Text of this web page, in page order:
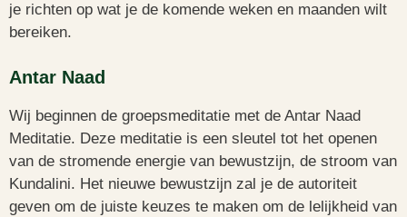
je richten op wat je de komende weken en maanden wilt
bereiken.
Antar Naad
Wij beginnen de groepsmeditatie met de Antar Naad
Meditatie. Deze meditatie is een sleutel tot het openen
van de stromende energie van bewustzijn, de stroom van
Kundalini. Het nieuwe bewustzijn zal je de autoriteit
geven om de juiste keuzes te maken om de lelijkheid van